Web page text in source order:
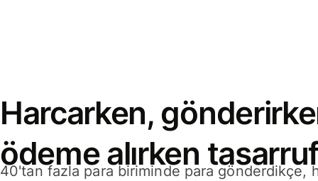
Harcarken,
ödeme alırken
40'tan fazla para biriminde para gönderdikçe,